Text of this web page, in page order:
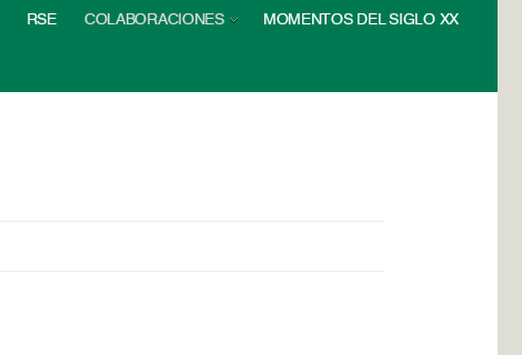
RSE COLABORACIONES MOMENTOS DEL SIGLO XX